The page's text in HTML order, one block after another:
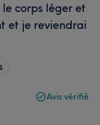
le corps léger et
et je reviendrai
Avis vérifié